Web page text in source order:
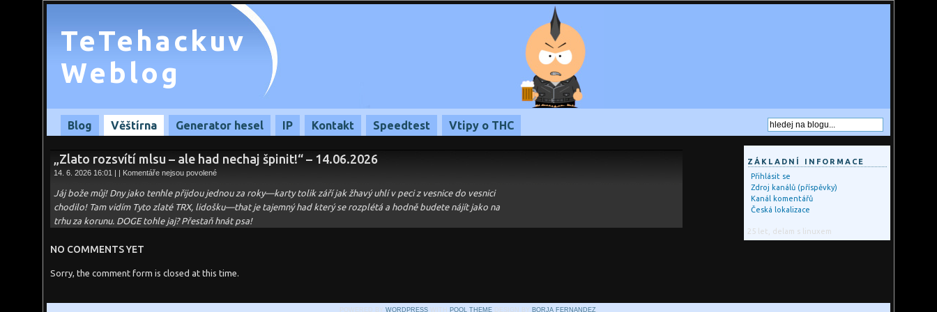
TeTehackuv
Weblog
Blog Věštírna Generator hesel IP Kontakt Speedtest Vtipy o THC
„Zlato rozsvítí mlsu – ale had nechaj špinit!“ – 14.06.2026
14. 6. 2026 16:01 | | Komentáře nejsou povolenéu
s
názvem
„Zlato
mlsu
–
–
Jáj bože můj! Dny jako tenhle přijdou jednou za roky—karty tolik září jak žhavý uhlí v peci z vesnice do vesnici
chodilo! Tam vidím Tyto zlaté TRX, lidošku—that je tajemný had který se rozplétá a hodně budete nájít jako na
trhu za korunu. DOGE tohle jaj? Přestaň hnát psa!
NO COMMENTS YET
Sorry, the comment form is closed at this time.
ZÁKLADNÍ INFORMACE
Přihlásit se
Zdroj kanálů (příspěvky)
Kanál komentářů
Česká lokalizace
25 let, delam s linuxem
POWERED BY WORDPRESSWITH POOL THEMEDESIGN BY BORJA FERNANDEZ